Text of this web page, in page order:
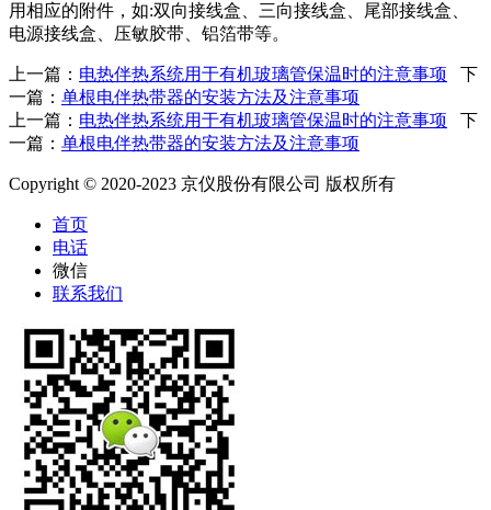
用相应的附件，如:双向接线盒、三向接线盒、尾部接线盒、
电源接线盒、压敏胶带、铝箔带等。
上一篇： 电热伴热系统用于有机玻璃管保温时的注意事项 下
一篇： 单根电伴热带器的安装方法及注意事项
上一篇： 电热伴热系统用于有机玻璃管保温时的注意事项 下
一篇： 单根电伴热带器的安装方法及注意事项
Copyright © 2020-2023 京仪股份有限公司 版权所有
首页
电话
微信
联系我们